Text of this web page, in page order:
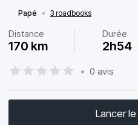
Papé • 3 roadbooks
Distance
170 km
Durée
2h54
• 0 avis
Lancer